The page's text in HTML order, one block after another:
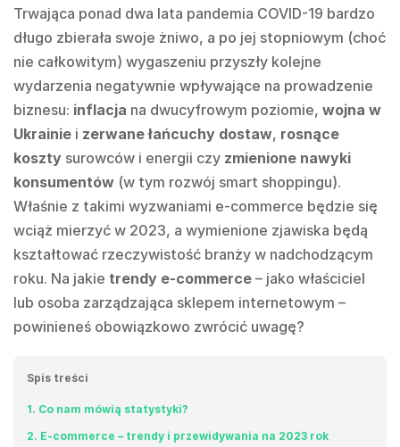
Trwająca ponad dwa lata pandemia COVID-19 bardzo
długo zbierała swoje żniwo, a po jej stopniowym (choć
nie całkowitym) wygaszeniu przyszły kolejne
wydarzenia negatywnie wpływające na prowadzenie
biznesu: inflacja na dwucyfrowym poziomie, wojna w
Ukrainie i zerwane łańcuchy dostaw, rosnące
koszty surowców i energii czy zmienione nawyki
konsumentów (w tym rozwój smart shoppingu).
Właśnie z takimi wyzwaniami e-commerce będzie się
wciąż mierzyć w 2023, a wymienione zjawiska będą
kształtować rzeczywistość branży w nadchodzącym
roku. Na jakie trendy e-commerce – jako właściciel
lub osoba zarządzająca sklepem internetowym –
powinieneś obowiązkowo zwrócić uwagę?
Spis treści
1 Co nam mówią statystyki?
2 E-commerce – trendy i przewidywania na 2023 rok